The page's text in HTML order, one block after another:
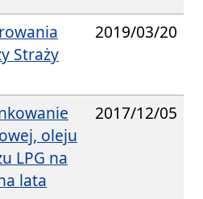
Straży
2019/03/20
oleju
LPG na
lata
2017/12/05